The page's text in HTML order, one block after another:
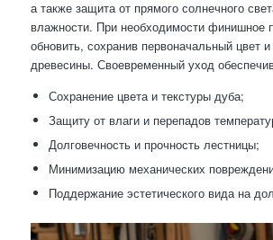
а также защита от прямого солнечного
влажности. При необходимости финишное
обновить, сохранив первоначальный цвет и
древесины. Своевременный уход
Сохранение цвета и текстуры дуба;
Защиту от влаги и перепадов
Долговечность и прочность лестницы;
Минимизацию механических
Поддержание эстетического вида на